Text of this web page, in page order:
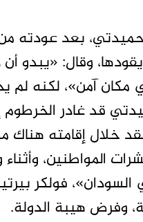
بعد عودته من
وقال: «يبدو
آمن»، لكنه لم
خلال إقامته هناك
المواطنين،
السودان»، فولكر
وفرض هيبة الدولة.